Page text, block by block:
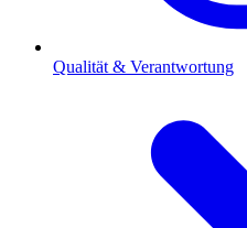
Qualität & Verantwortung